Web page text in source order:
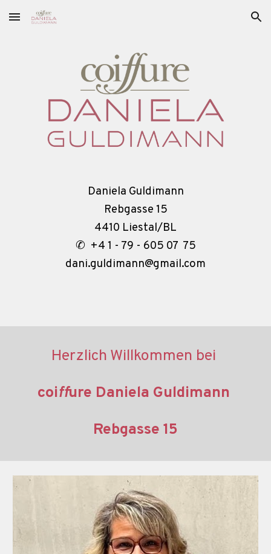
Skip to main content Skip to navigation
Daniela Guldimann
Rebgasse 15
4410 Liestal/BL
✆ +4 1 - 79 - 605 07 75
dani.guldimann@gmail.com
Herzlich Willkommen bei
coiffure Daniela Guldimann
Rebgasse 15